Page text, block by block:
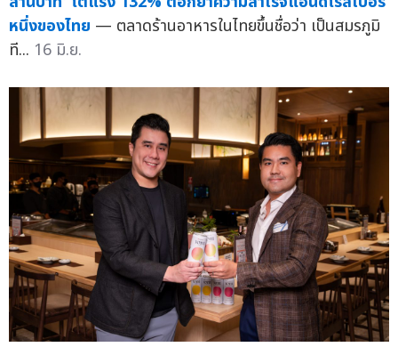
หนึ่งของไทย — ตลาดร้านอาหารในไทยขึ้นชื่อว่า เป็นสมรภูมิ
ที... 16 มิ.ย.